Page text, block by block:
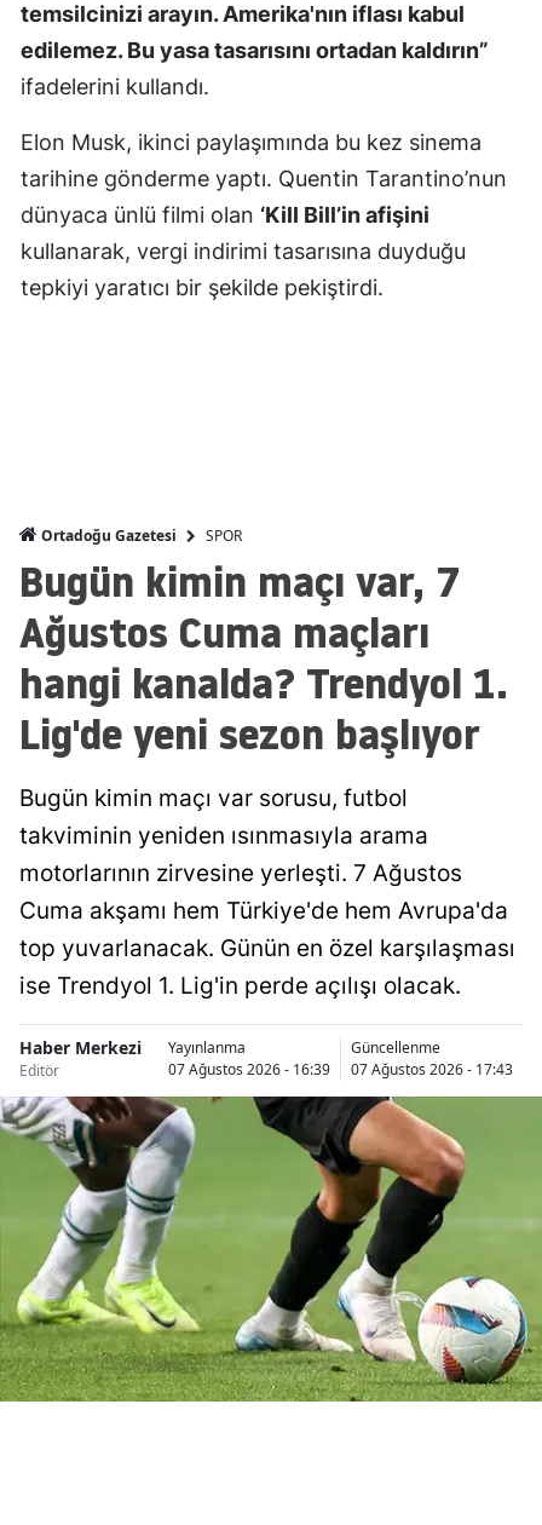
İzmir
Kastamonu
Kayseri
Kırklareli
Kırşehir
Kahramanmaraş
Mardin
Muğla
Muş
Niğde
Ordu
Rize
Sakarya
Samsun
Siirt
Sinop
Tekirdağ
Tokat
Trabzon
Tunceli
temsilcinizi arayın. Amerika'nın iflası kabul
edilemez. Bu yasa tasarısını ortadan kaldırın”
ifadelerini kullandı.
Elon Musk, ikinci paylaşımında bu kez sinema
tarihine gönderme yaptı. Quentin Tarantino’nun
dünyaca ünlü filmi olan ‘Kill Bill’in afişini
kullanarak, vergi indirimi tasarısına duyduğu
tepkiyi yaratıcı bir şekilde pekiştirdi.
Ortadoğu Gazetesi SPOR
Bugün kimin maçı var, 7
Ağustos Cuma maçları
hangi kanalda? Trendyol 1.
Lig'de yeni sezon başlıyor
Bugün kimin maçı var sorusu, futbol
takviminin yeniden ısınmasıyla arama
motorlarının zirvesine yerleşti. 7 Ağustos
Cuma akşamı hem Türkiye'de hem Avrupa'da
top yuvarlanacak. Günün en özel karşılaşması
ise Trendyol 1. Lig'in perde açılışı olacak.
Haber Merkezi
Editör
Yayınlanma
07 Ağustos 2026 - 16:39
Güncellenme
07 Ağustos 2026 - 17:43